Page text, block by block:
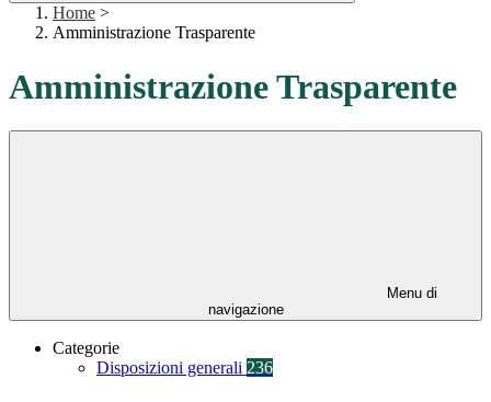
Home >
Amministrazione Trasparente
Amministrazione Trasparente
Menu di
navigazione
Categorie
Disposizioni generali 236